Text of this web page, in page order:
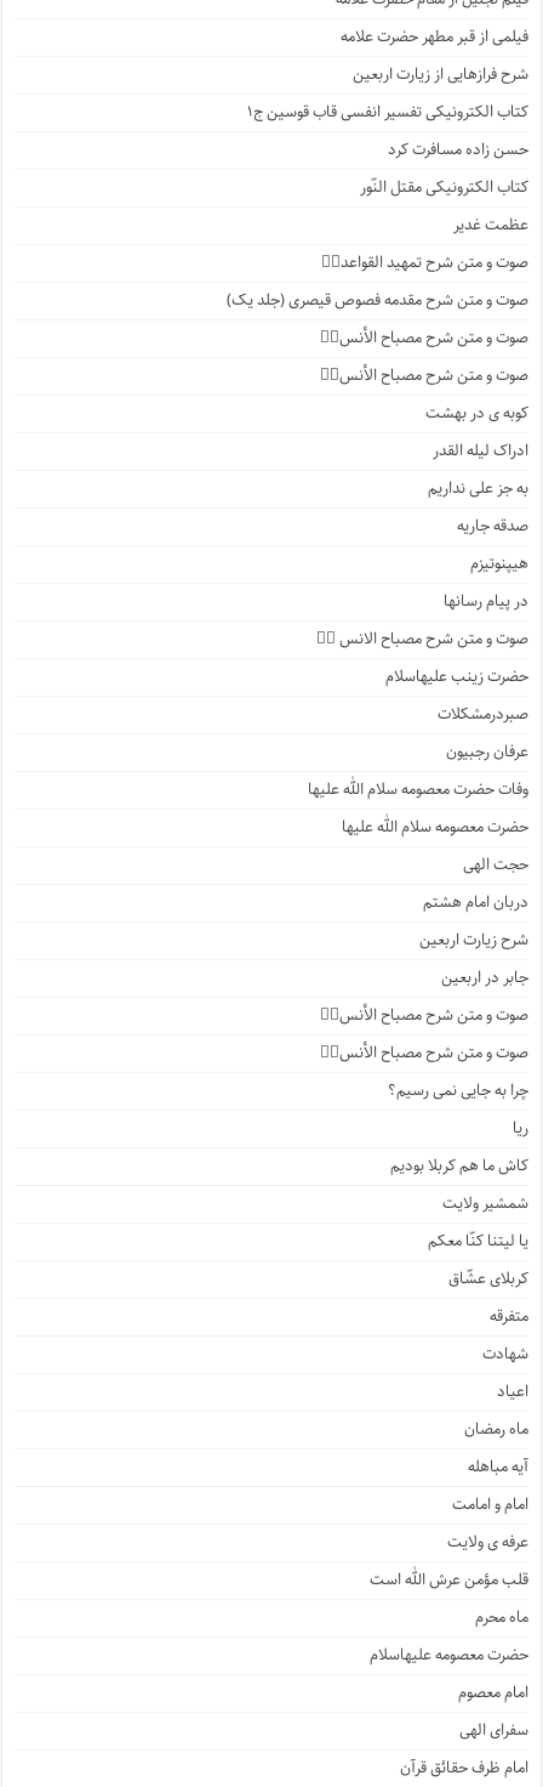
فیلمی از قبر مطهر حضرت علامه
شرح فرازهایی از زیارت اربعین
کتاب الکترونیکی تفسیر انفسی قاب قوسین ج۱
حسن زاده مسافرت کرد
کتاب الکترونیکی مقتل النّور
عظمت غدیر
صوت و متن شرح تمهید القواعد۱️⃣
صوت و متن شرح مقدمه فصوص قیصری (جلد یک)
صوت و متن شرح مصباح الأنس۷️⃣
صوت و متن شرح مصباح الأنس۶️⃣
کوبه ی در بهشت
ادراک لیله القدر
به جز علی نداریم
صدقه جاریه
هیپنوتیزم
در پیام رسانها
صوت و متن شرح مصباح الانس ۵️⃣
حضرت زینب علیهاسلام
صبردرمشکلات
عرفان رجبیون
وفات حضرت معصومه سلام الله علیها
حضرت معصومه سلام الله علیها
حجت الهی
دربان امام هشتم
شرح زیارت اربعین
جابر در اربعین
صوت و متن شرح مصباح الأنس۴️⃣
صوت و متن شرح مصباح الأنس۳️⃣
چرا به جایی نمی رسیم؟
ریا
کاش ما هم کربلا بودیم
شمشیر ولایت
یا لیتنا کنّا معکم
کربلای عشّاق
متفرقه
شهادت
اعیاد
ماه رمضان
آیه مباهله
امام و امامت
عرفه ی ولایت
قلب مؤمن عرش الله است
ماه محرم
حضرت معصومه علیهاسلام
امام معصوم
سفرای الهی
امام ظرف حقائق قرآن